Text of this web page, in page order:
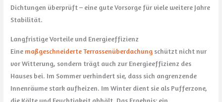
Dichtungen überprüft – eine gute Vorsorge für viele weitere Jahre
Stabilität.
Langfristige Vorteile und Energieeffizienz
Einemaßgeschneiderte Terrassenüberdachung schützt nicht nur
vor Witterung, sondern trägt auch zur Energieeffizienz des
Hauses bei. Im Sommer verhindert sie, dass sich angrenzende
Innenräume stark aufheizen. Im Winter dient sie als Pufferzone,